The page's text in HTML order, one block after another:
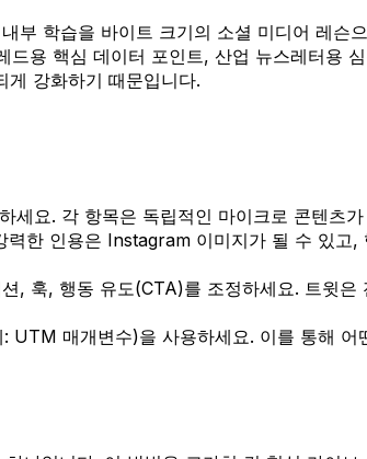
학습을 바이트 크기의 소셜 미디어 레슨
용 핵심 데이터 포인트, 산업 뉴스레터용
게 강화하기 때문입니다.
요. 각 항목은 독립적인 마이크로 콘텐츠
한 인용은 Instagram 이미지가 될 수 있고
, 훅, 행동 유도(CTA)를 조정하세요. 트윗
매개변수)을 사용하세요. 이를 통해 어